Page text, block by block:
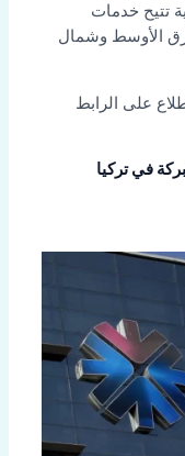
تتيح خدمات
الأوسط وشمال
على الرابط
في تركيا